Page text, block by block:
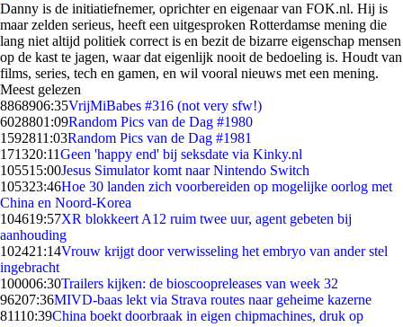
Danny is de initiatiefnemer, oprichter en eigenaar van FOK.nl. Hij is
maar zelden serieus, heeft een uitgesproken Rotterdamse mening die
lang niet altijd politiek correct is en bezit de bizarre eigenschap mensen
op de kast te jagen, waar dat eigenlijk nooit de bedoeling is. Houdt van
films, series, tech en gamen, en wil vooral nieuws met een mening.
Meest gelezen
8868906:35VrijMiBabes #316 (not very sfw!)
6028801:09Random Pics van de Dag #1980
1592811:03Random Pics van de Dag #1981
171320:11Geen 'happy end' bij seksdate via Kinky.nl
105515:00Jesus Simulator komt naar Nintendo Switch
105323:46Hoe 30 landen zich voorbereiden op mogelijke oorlog met
China en Noord-Korea
104619:57XR blokkeert A12 ruim twee uur, agent gebeten bij
aanhouding
102421:14Vrouw krijgt door verwisseling het embryo van ander stel
ingebracht
100006:30Trailers kijken: de bioscoopreleases van week 32
96207:36MIVD-baas lekt via Strava routes naar geheime kazerne
81110:39China boekt doorbraak in eigen chipmachines, druk op